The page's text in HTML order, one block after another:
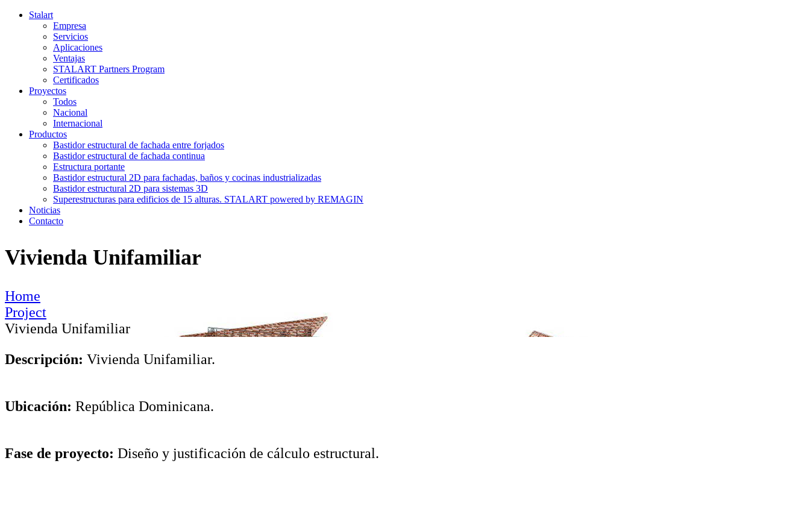
Stalart
Empresa
Servicios
Aplicaciones
Ventajas
STALART Partners Program
Certificados
Proyectos
Todos
Nacional
Internacional
Productos
Bastidor estructural de fachada entre forjados
Bastidor estructural de fachada continua
Estructura portante
Bastidor estructural 2D para fachadas, baños y cocinas industrializadas
Bastidor estructural 2D para sistemas 3D
Superestructuras para edificios de 15 alturas. STALART powered by REMAGIN
Noticias
Contacto
Vivienda Unifamiliar
Home
Project
Vivienda Unifamiliar
Descripción: Vivienda Unifamiliar.
Ubicación: República Dominicana.
Fase de proyecto: Diseño y justificación de cálculo estructural.